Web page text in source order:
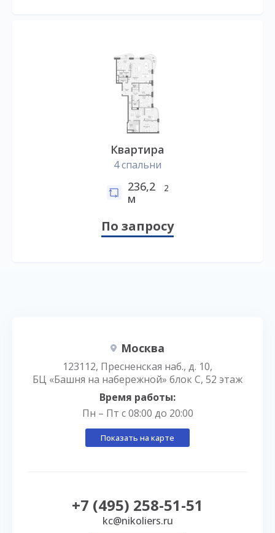
Квартира
4 спальни
236,2
м
2
По запросу
Москва
123112, Пресненская наб., д. 10,
БЦ «Башня на набережной» блок С, 52 этаж
Время работы:
Пн – Пт с 08:00 до 20:00
Показать на карте
+7 (495) 258-51-51
kc@nikoliers.ru